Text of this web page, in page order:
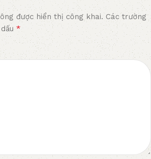
được hiển thị công khai. Các trường
*